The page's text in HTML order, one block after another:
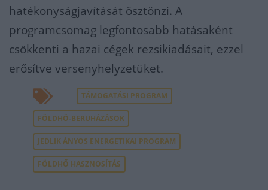
hatékonyságjavítását ösztönzi. A
programcsomag legfontosabb hatásaként
csökkenti a hazai cégek rezsikiadásait, ezzel
erősítve versenyhelyzetüket.
TÁMOGATÁSI PROGRAM
FÖLDHŐ-BERUHÁZÁSOK
JEDLIK ÁNYOS ENERGETIKAI PROGRAM
FÖLDHŐ HASZNOSÍTÁS